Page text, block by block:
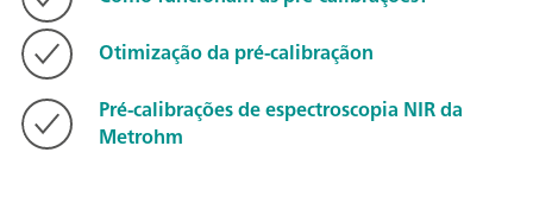
Otimização da pré-calibraçãon
Pré-calibrações de espectroscopia NIR da
Metrohm